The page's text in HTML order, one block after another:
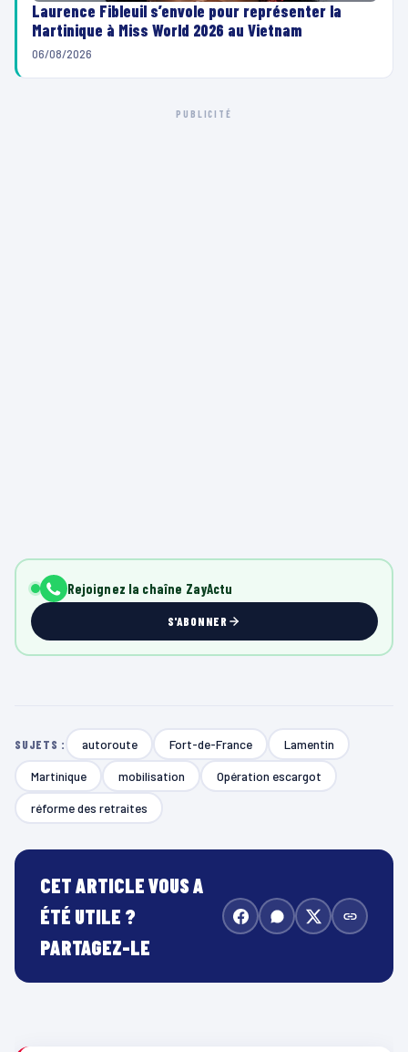
Laurence Fibleuil s’envole pour représenter la
Martinique à Miss World 2026 au Vietnam
06/08/2026
PUBLICITÉ
Rejoignez la chaîne ZayActu
S'ABONNER
SUJETS : autoroute Fort-de-France Lamentin
Martinique mobilisation Opération escargot
réforme des retraites
CET ARTICLE VOUS A
ÉTÉ UTILE ?
PARTAGEZ-LE